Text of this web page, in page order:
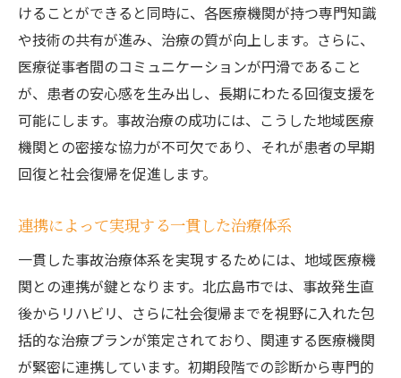
けることができると同時に、各医療機関が持つ専門知識
や技術の共有が進み、治療の質が向上します。さらに、
医療従事者間のコミュニケーションが円滑であること
が、患者の安心感を生み出し、長期にわたる回復支援を
可能にします。事故治療の成功には、こうした地域医療
機関との密接な協力が不可欠であり、それが患者の早期
回復と社会復帰を促進します。
連携によって実現する一貫した治療体系
一貫した事故治療体系を実現するためには、地域医療機
関との連携が鍵となります。北広島市では、事故発生直
後からリハビリ、さらに社会復帰までを視野に入れた包
括的な治療プランが策定されており、関連する医療機関
が緊密に連携しています。初期段階での診断から専門的